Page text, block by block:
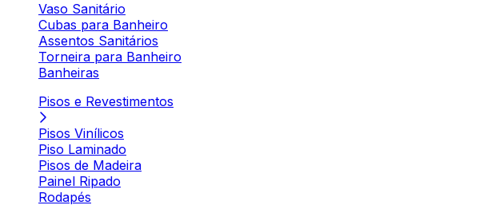
Vaso Sanitário
Cubas para Banheiro
Assentos Sanitários
Torneira para Banheiro
Banheiras
Pisos e Revestimentos
Pisos Vinílicos
Piso Laminado
Pisos de Madeira
Painel Ripado
Rodapés